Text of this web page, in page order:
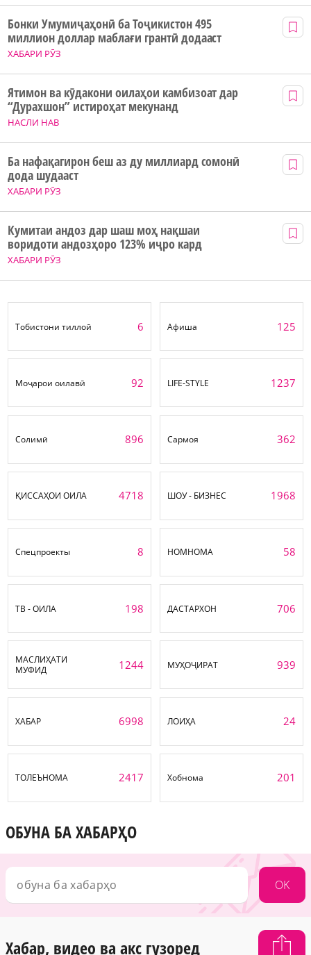
ХАБАРИ РӮЗ
Бонки Умумиҷаҳонӣ ба Тоҷикистон 495
миллион доллар маблағи грантӣ додааст
НАСЛИ НАВ
Ятимон ва кӯдакони оилаҳои камбизоат дар
“Дурахшон” истироҳат мекунанд
ХАБАРИ РӮЗ
Ба нафақагирон беш аз ду миллиард сомонӣ
дода шудааст
ХАБАРИ РӮЗ
Кумитаи андоз дар шаш моҳ нақшаи
воридоти андозҳоро 123% иҷро кард
Тобистони тиллоӣ 6 Афиша 125
Моҷарои оилавӣ 92 LIFE-STYLE 1237
Солимӣ 896 Сармоя 362
ҚИССАҲОИ ОИЛА 4718 ШОУ - БИЗНЕС 1968
Спецпроекты 8 НОМНОМА 58
ТВ - ОИЛА 198 ДАСТАРХОН 706
МАСЛИҲАТИ
МУФИД
1244 МУҲОҶИРАТ 939
ХАБАР 6998 ЛОИҲА 24
ТОЛЕЪНОМА 2417 Хобнома 201
ОБУНА БА ХАБАРҲО
OK
Хабар, видео ва акс гузоред